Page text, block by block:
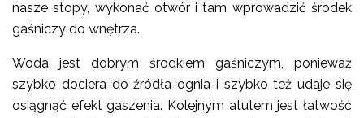
nasze stopy, wykonać otwór i tam wprowadzić środek
gaśniczy do wnętrza.
Woda jest dobrym środkiem gaśniczym, ponieważ
szybko dociera do źródła ognia i szybko też udaje się
osiągnąć efekt gaszenia. Kolejnym atutem jest łatwość